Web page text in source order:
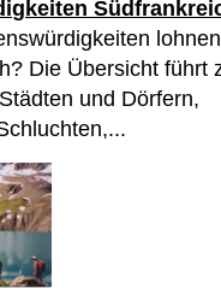
Die Übersicht führt
und Dörfern,